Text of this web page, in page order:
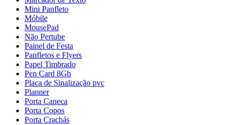
Mini Panfleto
Móbile
MousePad
Não Pertube
Painel de Festa
Panfletos e Flyers
Papel Timbrado
Pen Card 8Gb
Placa de Sinalização pvc
Planner
Porta Caneca
Porta Copos
Porta Crachás